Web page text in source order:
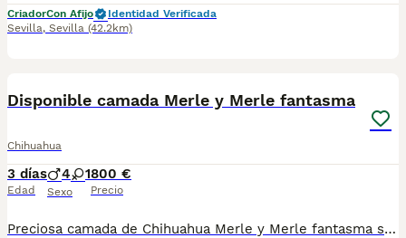
CriadorCon Afijo
Identidad Verificada
Sevilla, Sevilla (42.2km)
Disponible camada Merle y Merle fantasma
Chihuahua
3 días
Edad
4 1
Sexo
800 €
Precio
Preciosa camada de Chihuahua Merle y Merle fantasma se entregan vacunados y desparacitados con contrato de compraventa y certificado de salud .compromiso de Chip( no incluido en el precio) Con chip serían 65 euros más. El envío tampoco está incluido en el precio. precios con IVA incluido